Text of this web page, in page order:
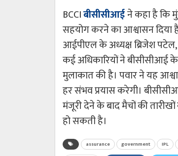
BCCIबीसीसीआईने कहा है कि
सहयोग करने का आश्वासन
आईपीएल के अध्यक्ष ब्रिजेश
कई अधिकारियों ने बीसीसीआई
मुलाकात की है। पवार ने यह
हर संभव प्रयास करेगी।
मंजूरी देने के बाद मैचों की
हो सकती है।
assurance government IPL